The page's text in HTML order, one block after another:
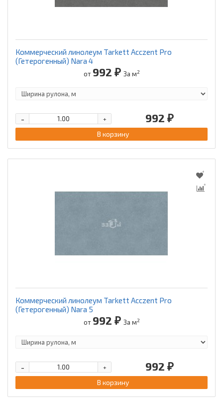
Коммерческий линолеум Tarkett Acczent Pro
(Гетерогенный) Nara 4
от 992 ₽ За м2
992 ₽
+
-
В корзину
Коммерческий линолеум Tarkett Acczent Pro
(Гетерогенный) Nara 5
от 992 ₽ За м2
992 ₽
+
-
В корзину